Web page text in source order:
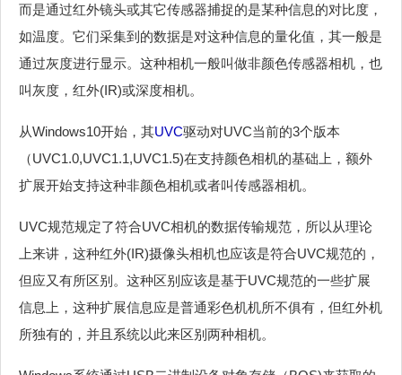
而是通过红外镜头或其它传感器捕捉的是某种信息的对比度，
如温度。它们采集到的数据是对这种信息的量化值，其一般是
通过灰度进行显示。这种相机一般叫做非颜色传感器相机，也
叫灰度，红外(IR)或深度相机。
从Windows10开始，其UVC驱动对UVC当前的3个版本
（UVC1.0,UVC1.1,UVC1.5)在支持颜色相机的基础上，额外
扩展开始支持这种非颜色相机或者叫传感器相机。
UVC规范规定了符合UVC相机的数据传输规范，所以从理论
上来讲，这种红外(IR)摄像头相机也应该是符合UVC规范的，
但应又有所区别。这种区别应该是基于UVC规范的一些扩展
信息上，这种扩展信息应是普通彩色机机所不俱有，但红外机
所独有的，并且系统以此来区别两种相机。